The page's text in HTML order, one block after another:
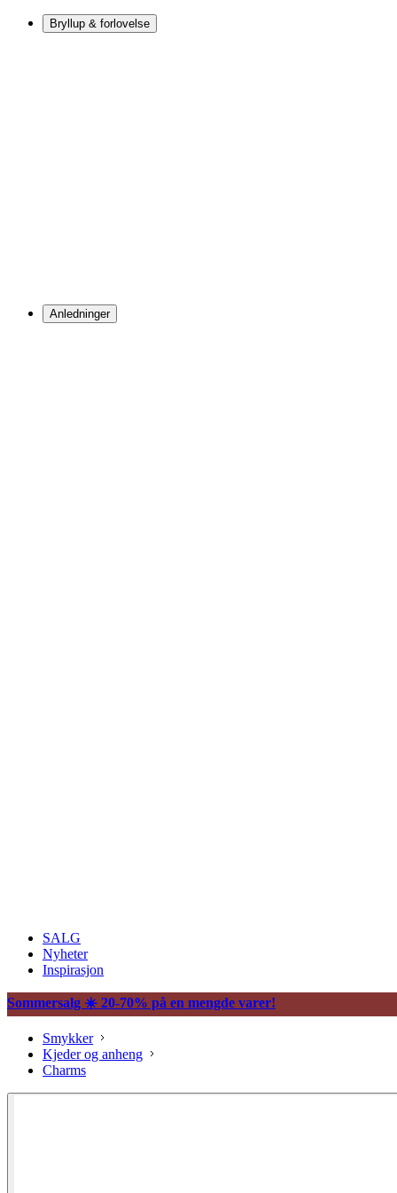
Bryllup & forlovelse
Anledninger
SALG
Nyheter
Inspirasjon
Sommersalg ☀️ 20-70% på en mengde varer!
Smykker
Kjeder og anheng
Charms